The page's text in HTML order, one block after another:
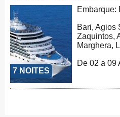
7 NOITES
Embarque:
Bari, Agios
Zaquintos,
Marghera,
De 02 a 09